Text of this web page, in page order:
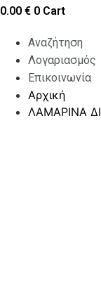
0.00 € 0 Cart
Αναζήτηση
Λογαριασμός
Επικοινωνία
Αρχική
ΛΑΜΑΡΙΝΑ